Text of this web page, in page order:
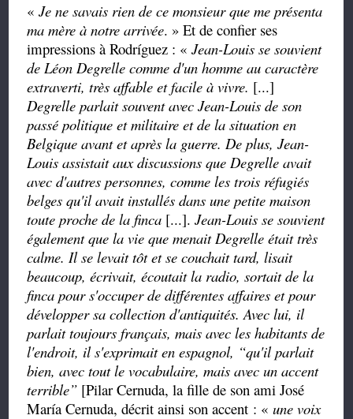
«Je ne savais rien de ce monsieur que me présenta
ma mère à notre arrivée. » Et de confier ses
impressions à Rodríguez : «Jean-Louis se souvient
de Léon Degrelle comme d'un homme au caractère
extraverti, très affable et facile à vivre. [...]
Degrelle parlait souvent avec Jean-Louis de son
passé politique et militaire et de la situation en
Belgique avant et après la guerre. De plus, Jean-
Louis assistait aux discussions que Degrelle avait
avec d'autres personnes, comme les trois réfugiés
belges qu'il avait installés dans une petite maison
toute proche de la finca [...].Jean-Louis se souvient
également que la vie que menait Degrelle était très
calme. Il se levait tôt et se couchait tard, lisait
beaucoup, écrivait, écoutait la radio, sortait de la
finca pour s'occuper de différentes affaires et pour
développer sa collection d'antiquités. Avec lui, il
parlait toujours français, mais avec les habitants de
l'endroit, il s'exprimait en espagnol, “qu'il parlait
bien, avec tout le vocabulaire, mais avec un accent
terrible” [Pilar Cernuda, la fille de son ami José
María Cernuda, décrit ainsi son accent : «une voix